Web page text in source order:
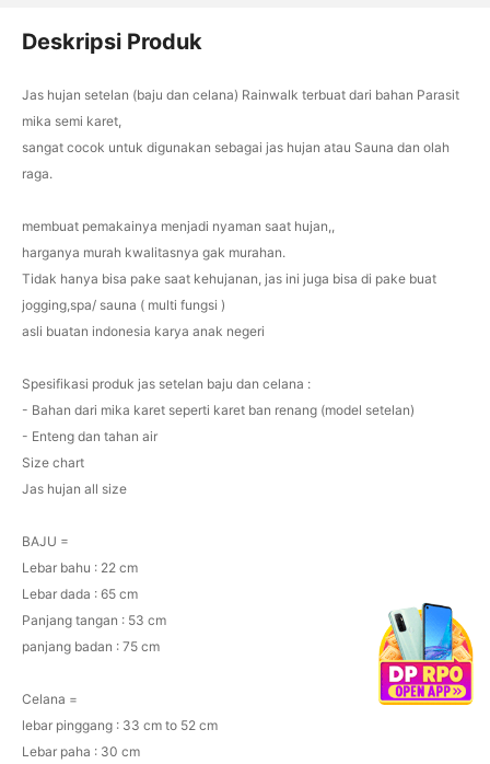
Deskripsi Produk
Jas hujan setelan (baju dan celana) Rainwalk terbuat dari bahan Parasit
mika semi karet,
sangat cocok untuk digunakan sebagai jas hujan atau Sauna dan olah
raga.
membuat pemakainya menjadi nyaman saat hujan,,
harganya murah kwalitasnya gak murahan.
Tidak hanya bisa pake saat kehujanan, jas ini juga bisa di pake buat
jogging,spa/ sauna ( multi fungsi )
asli buatan indonesia karya anak negeri
Spesifikasi produk jas setelan baju dan celana :
- Bahan dari mika karet seperti karet ban renang (model setelan)
- Enteng dan tahan air
Size chart
Jas hujan all size
BAJU =
Lebar bahu : 22 cm
Lebar dada : 65 cm
Panjang tangan : 53 cm
panjang badan : 75 cm
Celana =
lebar pinggang : 33 cm to 52 cm
Lebar paha : 30 cm